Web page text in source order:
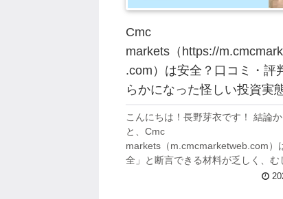
Cmc
markets（https://
.com）は安全？口コミ・評
らかになった怪しい投資実
こんにちは！長野芽衣です！ 結論か
と、Cmc
markets（m.cmcmarketweb.com）
全」と断言できる材料が乏しく、む
戒すべき点が目立ちます 。 副業と